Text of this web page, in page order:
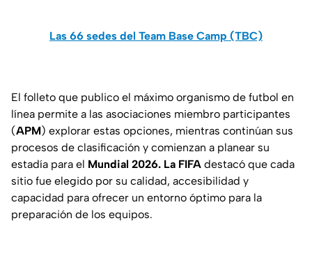
Las 66 sedes del Team Base Camp (TBC)
El folleto que publico el máximo organismo de futbol en
línea permite a las asociaciones miembro participantes
(APM) explorar estas opciones, mientras continúan sus
procesos de clasificación y comienzan a planear su
estadía para el Mundial 2026. La FIFA destacó que cada
sitio fue elegido por su calidad, accesibilidad y
capacidad para ofrecer un entorno óptimo para la
preparación de los equipos.